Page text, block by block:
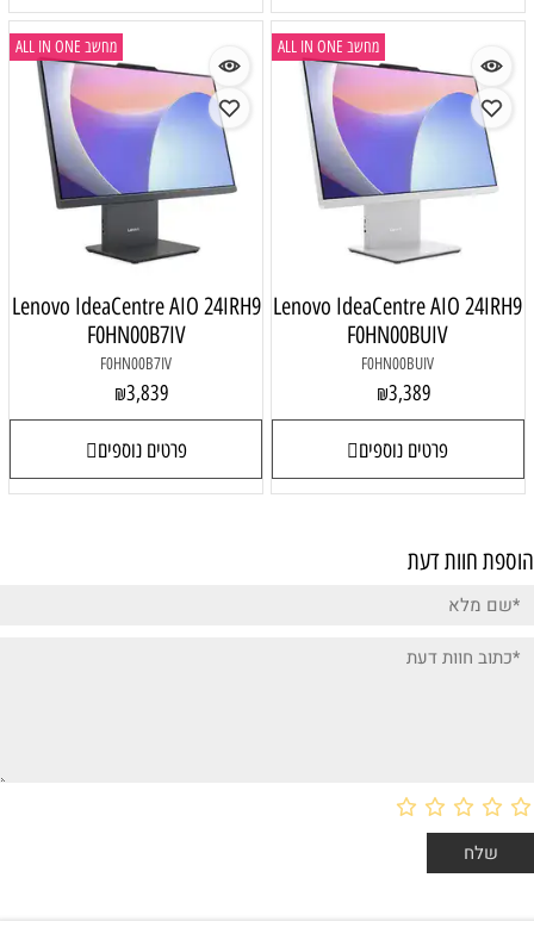
מחשב ALL IN ONE
Lenovo IdeaCentre AIO 24IRH9
F0HN00BUIV
F0HN00BUIV
₪3,389
פרטים נוספים
מחשב ALL IN ONE
Lenovo IdeaCentre AIO 24IRH9
F0HN00B7IV
F0HN00B7IV
₪3,839
פרטים נוספים
הוספת חוות דעת